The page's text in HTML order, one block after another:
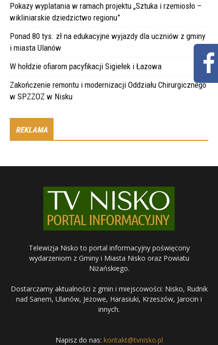
Pokazy wyplatania w ramach projektu „Sztuka i rzemiosło –
wikliniarskie dziedzictwo regionu”
Ponad 80 tys. zł na edukacyjne wyjazdy dla uczniów z gminy
i miasta Ulanów
W hołdzie ofiarom pacyfikacji Sigiełek i Łazowa
Zakończenie remontu i modernizacji Oddziału Chirurgicznego
w SPZZOZ w Nisku
REKLAMA
Telewizja Nisko to portal informacyjny poświęcony
wydarzeniom z Gminy i Miasta Nisko oraz Powiatu
Niżańskiego.
Dostarczamy aktualności z gmin i miejscowości: Nisko, Rudnik
nad Sanem, Ulanów, Jeżowe, Harasiuki, Krzeszów, Jarocin i
innych.
Napisz do nas: kontakt@tvnisko.pl